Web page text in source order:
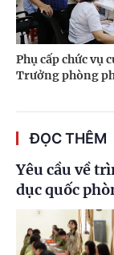
Phụ cấp chức vụ
Trưởng phòng
ĐỌC THÊM
Yêu cầu về
dục quốc